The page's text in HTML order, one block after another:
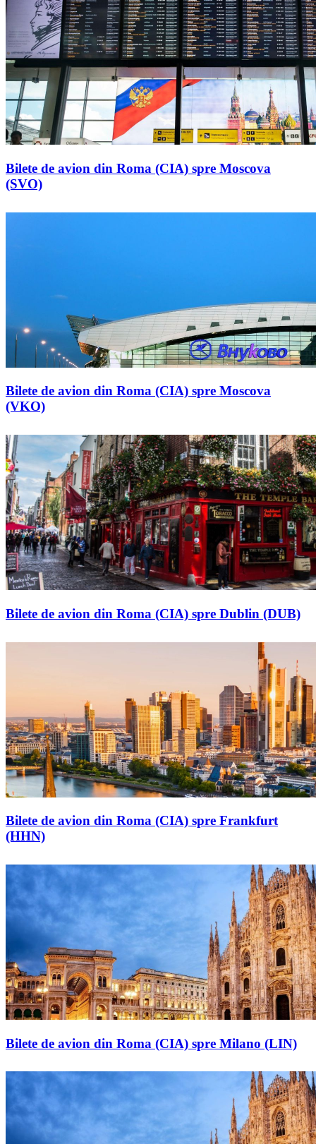
Bilete de avion din Roma (CIA) spre Moscova
(SVO)
Bilete de avion din Roma (CIA) spre Moscova
(VKO)
Bilete de avion din Roma (CIA) spre Dublin (DUB)
Bilete de avion din Roma (CIA) spre Frankfurt
(HHN)
Bilete de avion din Roma (CIA) spre Milano (LIN)